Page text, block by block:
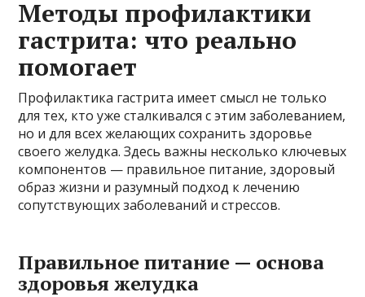
Методы профилактики
гастрита: что реально
помогает
Профилактика гастрита имеет смысл не только
для тех, кто уже сталкивался с этим заболеванием,
но и для всех желающих сохранить здоровье
своего желудка. Здесь важны несколько ключевых
компонентов — правильное питание, здоровый
образ жизни и разумный подход к лечению
сопутствующих заболеваний и стрессов.
Правильное питание — основа
здоровья желудка